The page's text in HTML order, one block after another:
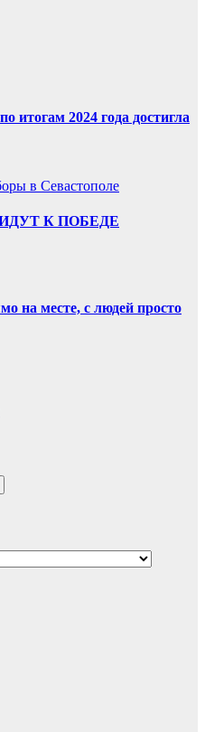
итогам 2024 года достигла
в Севастополе
К ПОБЕДЕ
на месте, с людей просто